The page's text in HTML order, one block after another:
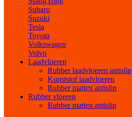
Subaru
Suzuki
Tesla
Toyota
Volkswagen
Volvo
Laadvloeren
Rubber laadvloeren antislip
Kunststof laadvloeren
Rubber matten antislip
Rubber vloeren
Rubber matten antislip